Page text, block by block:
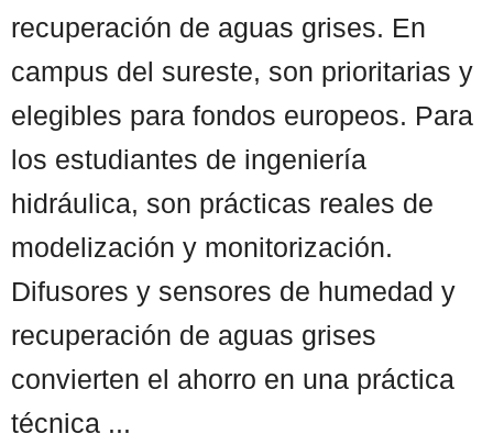
recuperación de aguas grises. En
campus del sureste, son prioritarias y
elegibles para fondos europeos. Para
los estudiantes de ingeniería
hidráulica, son prácticas reales de
modelización y monitorización.
Difusores y sensores de humedad y
recuperación de aguas grises
convierten el ahorro en una práctica
técnica ...